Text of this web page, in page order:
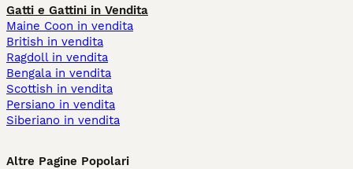
Gatti e Gattini in Vendita
Maine Coon in vendita
British in vendita
Ragdoll in vendita
Bengala in vendita
Scottish in vendita
Persiano in vendita
Siberiano in vendita
Altre Pagine Popolari